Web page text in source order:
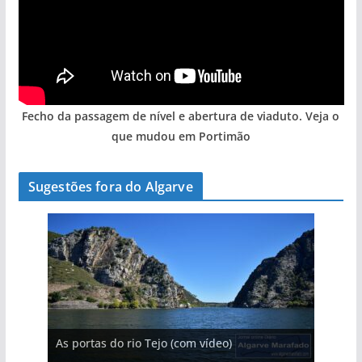
Fecho da passagem de nível e abertura de viaduto. Veja o
que mudou em Portimão
Sugestões fora do Algarve
As portas do rio Tejo (com vídeo)
A piscina natural com cascata
A aldeia mais portuguesa de Portugal (com
vídeo)
Foto do dia: a aldeia do interior do Algarve
Foto do dia: esta pequena praia é um símbolo